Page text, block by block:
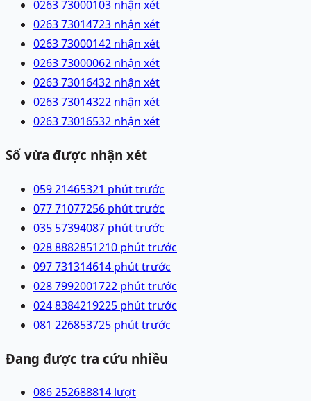
0263 73000103 nhận xét
0263 73014723 nhận xét
0263 73000142 nhận xét
0263 73000062 nhận xét
0263 73016432 nhận xét
0263 73014322 nhận xét
0263 73016532 nhận xét
Số vừa được nhận xét
059 21465321 phút trước
077 71077256 phút trước
035 57394087 phút trước
028 8882851210 phút trước
097 731314614 phút trước
028 7992001722 phút trước
024 8384219225 phút trước
081 226853725 phút trước
Đang được tra cứu nhiều
086 252688814 lượt